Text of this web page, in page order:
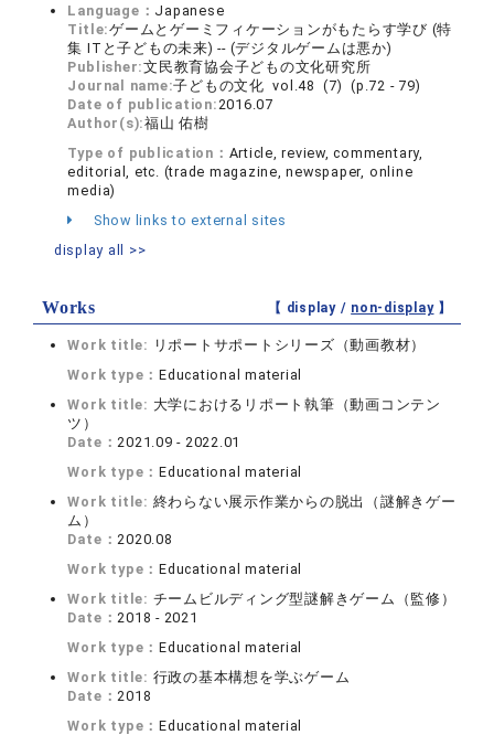
Language： Japanese
Title:ゲームとゲーミフィケーションがもたらす学び (特
集 ITと子どもの未来) -- (デジタルゲームは悪か)
Publisher:文民教育協会子どもの文化研究所
Journal name:子どもの文化 vol.48 (7) (p.72 - 79)
Date of publication: 2016.07
Author(s):福山 佑樹
Type of publication： Article, review, commentary,
editorial, etc. (trade magazine, newspaper, online
media)
Show links to external sites
display all >>
Works 【 display / non-display】
Work title: リポートサポートシリーズ（動画教材）
Work type：Educational material
Work title: 大学におけるリポート執筆（動画コンテン
ツ）
Date： 2021.09 - 2022.01
Work type：Educational material
Work title: 終わらない展示作業からの脱出（謎解きゲー
ム）
Date： 2020.08
Work type：Educational material
Work title: チームビルディング型謎解きゲーム（監修）
Date： 2018 - 2021
Work type：Educational material
Work title: 行政の基本構想を学ぶゲーム
Date： 2018
Work type：Educational material